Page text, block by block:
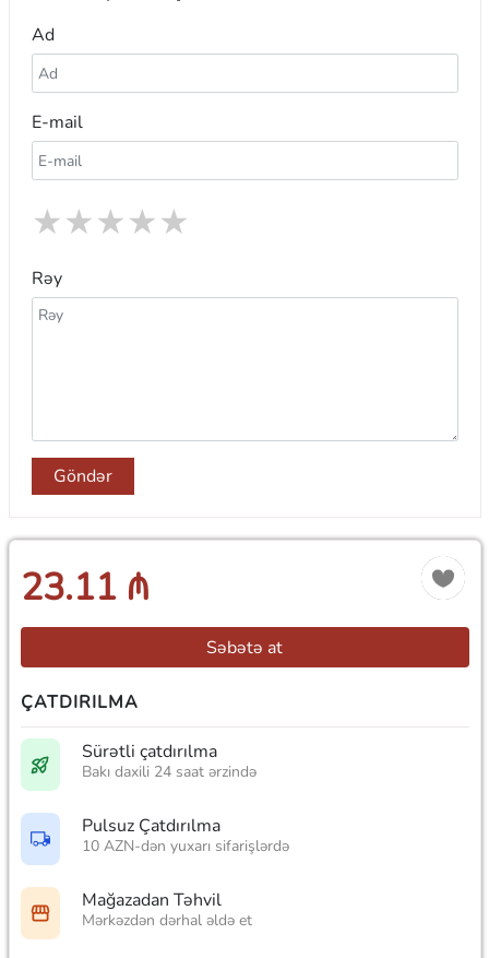
Ad
E-mail
★
★
★
★
★
Rəy
Göndər
23.11 ₼
Səbətə at
ÇATDIRILMA
Sürətli çatdırılma
Bakı daxili 24 saat ərzində
Pulsuz Çatdırılma
10 AZN-dən yuxarı sifarişlərdə
Mağazadan Təhvil
Mərkəzdən dərhal əldə et